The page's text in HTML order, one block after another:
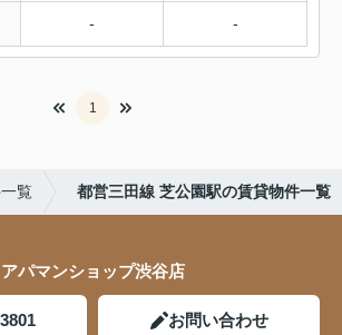
- -
1
覧 都営三田線 芝公園駅の賃貸物件一覧
アパマンショップ渋谷店
お問い合わせ